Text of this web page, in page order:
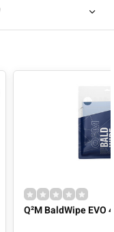
Q²M BaldWipe EVO